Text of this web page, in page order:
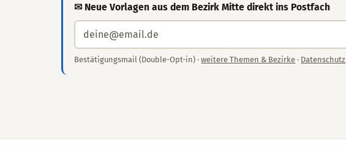
✉ Neue Vorlagen aus dem Bezirk Mitte direkt ins Postfach
Bestätigungsmail (Double-Opt-in) ·weitere Themen & Bezirke · Datenschutz